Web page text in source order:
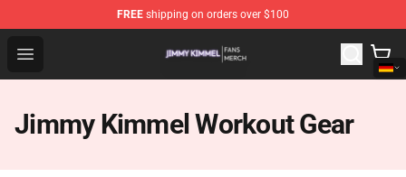
FREE shipping on orders over $100
Open menu
Jimmy Kimmel Shop - Official Jimmy Kimmel
Jimmy Kimmel Workout Gear